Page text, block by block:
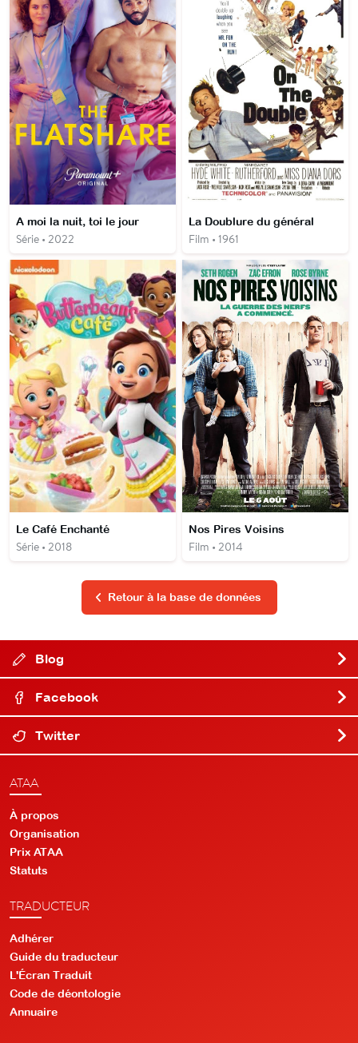
A moi la nuit, toi le jour
Série • 2022
La Doublure du général
Film • 1961
Le Café Enchanté
Série • 2018
Nos Pires Voisins
Film • 2014
Retour à la base de données
Blog
Facebook
Twitter
ATAA
À propos
Organisation
Prix ATAA
Statuts
TRADUCTEUR
Adhérer
Guide du traducteur
L'Écran Traduit
Code de déontologie
Annuaire